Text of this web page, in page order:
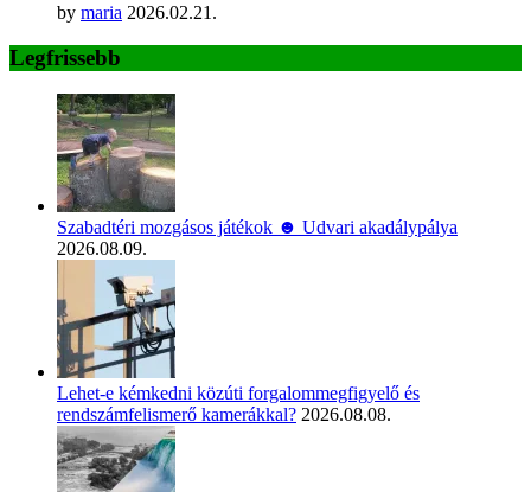
by maria 2026.02.21.
Legfrissebb
Szabadtéri mozgásos játékok ☻ Udvari akadálypálya
2026.08.09.
Lehet-e kémkedni közúti forgalommegfigyelő és
rendszámfelismerő kamerákkal? 2026.08.08.